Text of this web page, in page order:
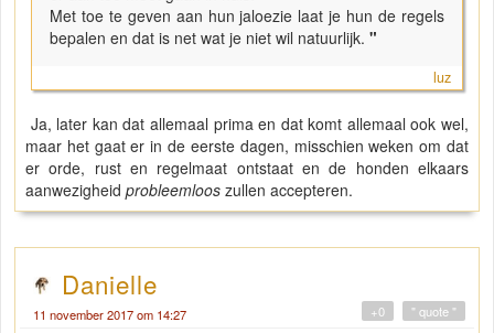
Met toe te geven aan hun jaloezie laat je hun de regels
bepalen en dat is net wat je niet wil natuurlijk. "
luz
Ja, later kan dat allemaal prima en dat komt allemaal ook wel,
maar het gaat er in de eerste dagen, misschien weken om dat
er orde, rust en regelmaat ontstaat en de honden elkaars
aanwezigheid probleemloos zullen accepteren.
Danielle
11 november 2017 om 14:27 " quote "
+0